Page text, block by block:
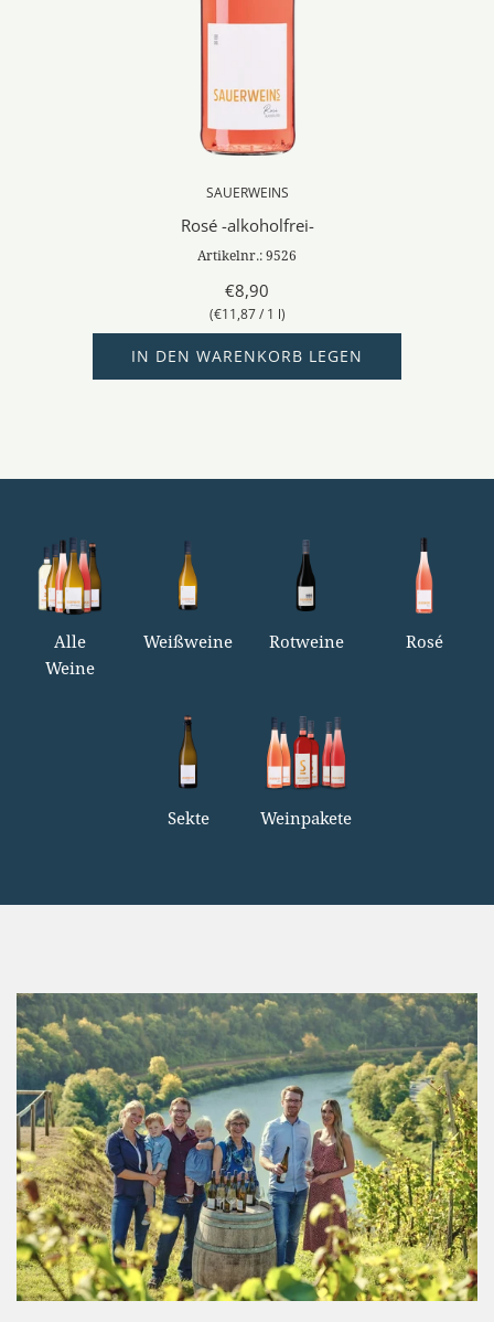
SAUERWEINS
Rosé -alkoholfrei-
Artikelnr.: 9526
€8,90
(€11,87 / 1 l)
IN DEN WARENKORB LEGEN
Alle
Weine
Weißweine Rotweine Rosé
Sekte Weinpakete